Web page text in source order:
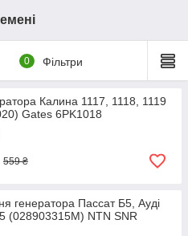
0 Фільтри
Калина 1117, 1118, 1119
Gates 6PK1018
559 ₴
генератора Пассат Б5, Ауді
(028903315M) NTN SNR